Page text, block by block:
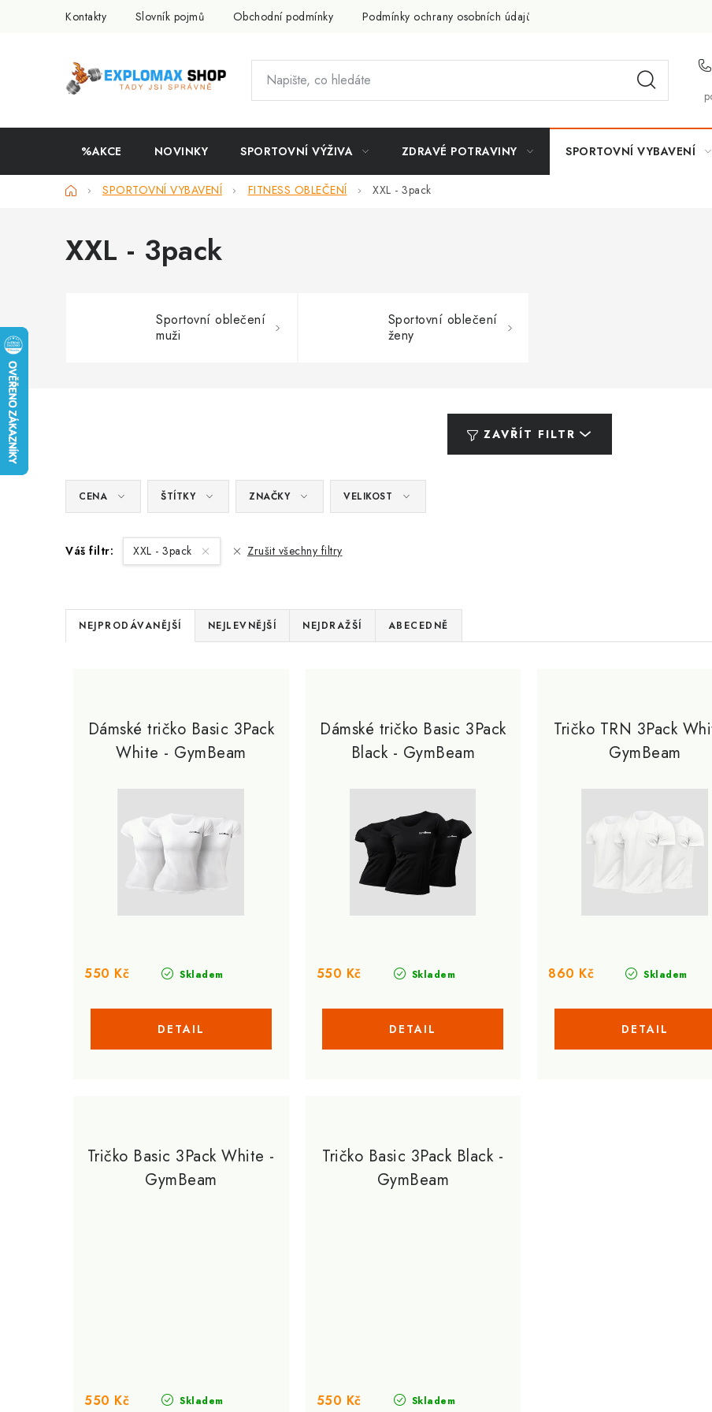
Kontakty Slovník pojmů Obchodní podmínky Podmínky ochrany osobních údajů
%AKCE NOVINKY SPORTOVNÍ VÝŽIVA ZDRAVÉ POTRAVINY SPORTOVNÍ VYBAVENÍ
DomůSPORTOVNÍ VYBAVENÍ FITNESS OBLEČENÍ XXL - 3pack
XXL - 3pack
Sportovní oblečení
muži
Sportovní oblečení
ženy
ZAVŘÍT FILTR
CENA ŠTÍTKY ZNAČKY VELIKOST
Váš filtr: XXL - 3pack Zrušit všechny filtry
Ř
a
NEJPRODÁVANĚJŠÍ NEJLEVNĚJŠÍ NEJDRAŽŠÍ ABECEDNĚ
Dámské tričko Basic 3Pack
White - GymBeam
Skladem
550 Kč
Dámské tričko Basic 3Pack
Black - GymBeam
Skladem
550 Kč
Tričko TRN 3Pack
GymBeam
Skladem
860 Kč
Tričko Basic 3Pack White -
GymBeam
Skladem
550 Kč
Tričko Basic 3Pack Black -
GymBeam
Skladem
550 Kč